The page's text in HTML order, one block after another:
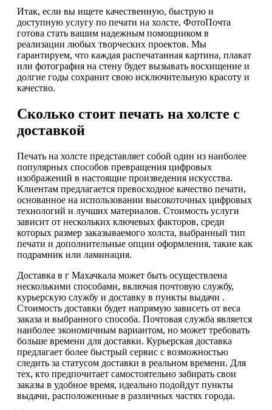
Итак, если вы ищете качественную, быструю и
доступную услугу по печати на холсте, ФотоПочта
готова стать вашим надежным помощником в
реализации любых творческих проектов. Мы
гарантируем, что каждая распечатанная картина, плакат
или фотография на стену будет вызывать восхищение и
долгие годы сохранит свою исключительную красоту и
качество.
Сколько стоит печать на холсте с
доставкой
Печать на холсте представляет собой один из наиболее
популярных способов превращения цифровых
изображений в настоящие произведения искусства.
Клиентам предлагается превосходное качество печати,
основанное на использовании высокоточных цифровых
технологий и лучших материалов. Стоимость услуги
зависит от нескольких ключевых факторов, среди
которых размер заказываемого холста, выбранный тип
печати и дополнительные опции оформления, такие как
подрамник или ламинация.
Доставка в г Махачкала может быть осуществлена
несколькими способами, включая почтовую службу,
курьерскую службу и доставку в пункты выдачи .
Стоимость доставки будет напрямую зависеть от веса
заказа и выбранного способа. Почтовая служба является
наиболее экономичным вариантом, но может требовать
больше времени для доставки. Курьерская доставка
предлагает более быстрый сервис с возможностью
следить за статусом доставки в реальном времени. Для
тех, кто предпочитает самостоятельно забирать свои
заказы в удобное время, идеально подойдут пункты
выдачи, расположенные в различных частях города.